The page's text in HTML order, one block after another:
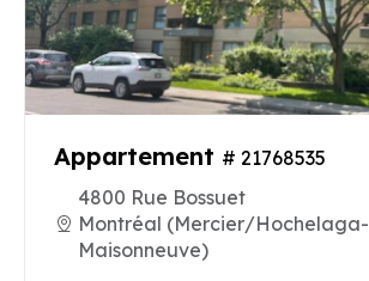
Appartement # 21768535
4800 Rue Bossuet
Montréal (Mercier/Hochelaga-
Maisonneuve)